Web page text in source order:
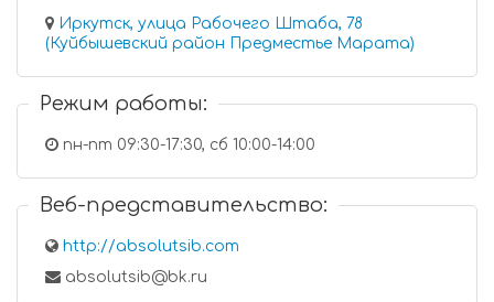
Иркутск, улица Рабочего Штаба, 78
(Куйбышевский район Предместье Марата)
Режим работы:
пн-пт 09:30-17:30, сб 10:00-14:00
Веб-представительство:
http://absolutsib.com
absolutsib@bk.ru